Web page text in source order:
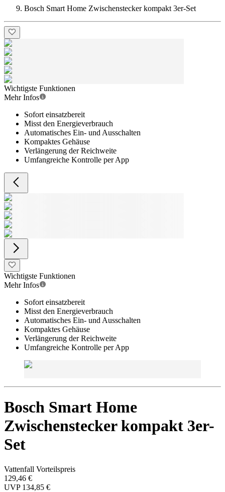
Bosch Smart Home Zwischenstecker kompakt 3er-Set
Wichtigste Funktionen
Mehr Infos
Sofort einsatzbereit
Misst den Energieverbrauch
Automatisches Ein- und Ausschalten
Kompaktes Gehäuse
Verlängerung der Reichweite
Umfangreiche Kontrolle per App
Wichtigste Funktionen
Mehr Infos
Sofort einsatzbereit
Misst den Energieverbrauch
Automatisches Ein- und Ausschalten
Kompaktes Gehäuse
Verlängerung der Reichweite
Umfangreiche Kontrolle per App
Bosch Smart Home
Zwischenstecker kompakt 3er-
Set
Vattenfall Vorteilspreis
129,46 €
UVP 134,85 €